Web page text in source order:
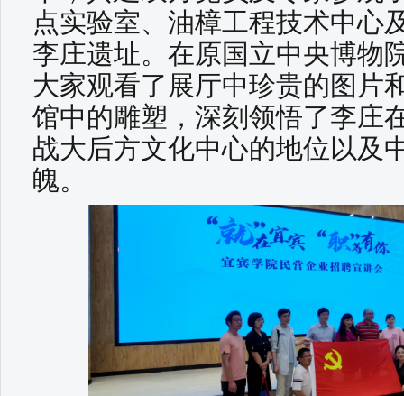
点实验室、油樟工程技术中心
李庄遗址。在原国立中央博物
大家观看了展厅中珍贵的图片
馆中的雕塑，深刻领悟了李庄
战大后方文化中心的地位以及
魄。